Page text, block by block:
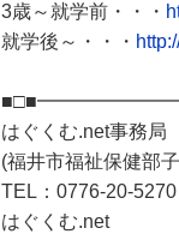
3歳～就学前・・・
就学後～・・・
はぐくむ.net事務局
(福井市福祉保健部
TEL：0776-20-5270
はぐくむ.net